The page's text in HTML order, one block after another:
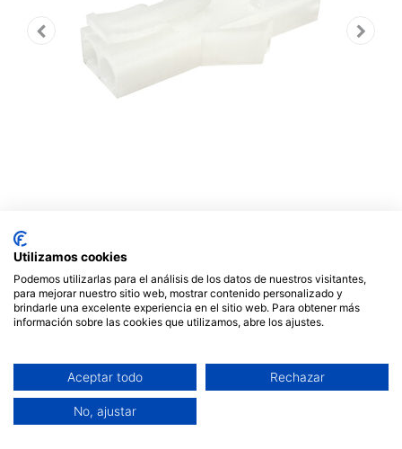
Conectores multipolares
(macho y hembra) de
alimentación para terminales
2. Mod. 109612
0,90€
Utilizamos cookies
Podemos utilizarlas para el análisis de los datos de nuestros visitantes,
para mejorar nuestro sitio web, mostrar contenido personalizado y
brindarle una excelente experiencia en el sitio web. Para obtener más
información sobre las cookies que utilizamos, abre los ajustes.
Aceptar todo Rechazar
No, ajustar